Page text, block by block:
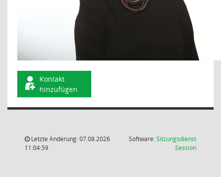
Kontakt
hinzufügen
Letzte Änderung: 07.08.2026
11:04:59
Software:Sitzungsdienst
Session(Wird in